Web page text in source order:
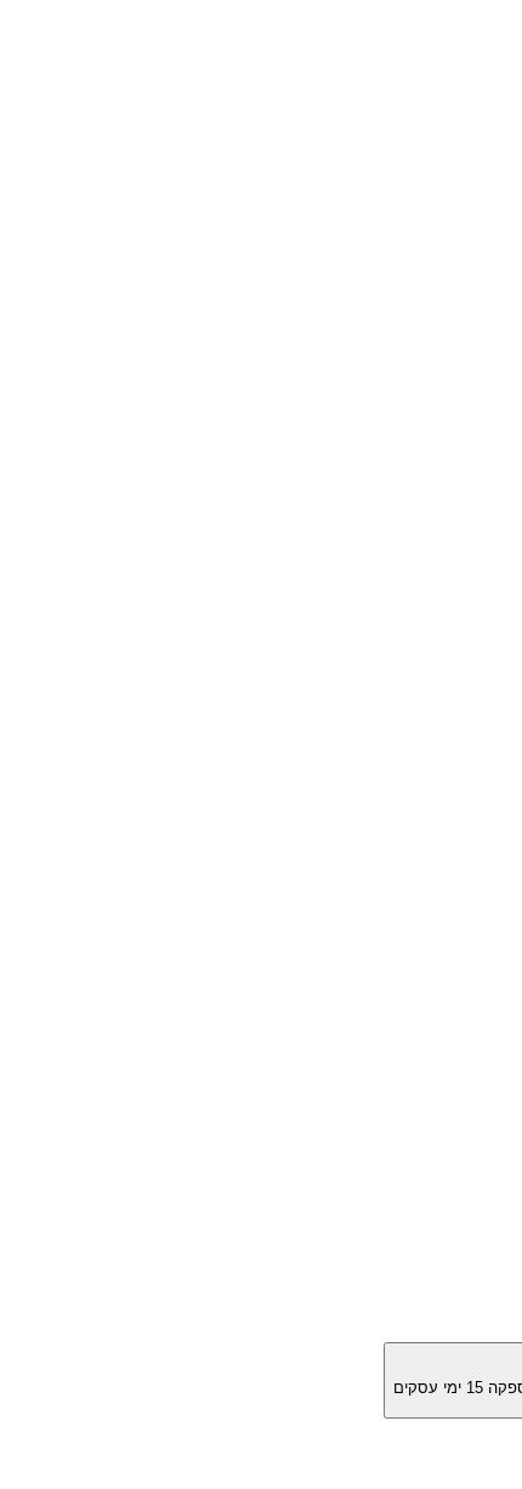
15 ימי עסקים